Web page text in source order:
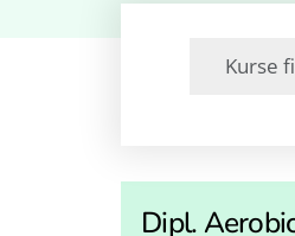
Dipl.